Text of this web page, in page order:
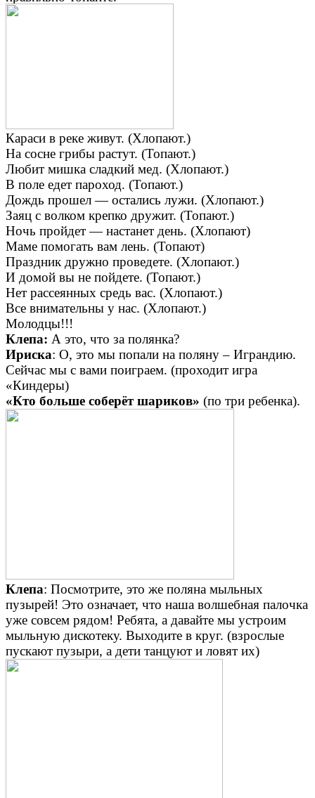
Караси в реке живут. (Хлопают.)
На сосне грибы растут. (Топают.)
Любит мишка сладкий мед. (Хлопают.)
В поле едет пароход. (Топают.)
Дождь прошел — остались лужи. (Хлопают.)
Заяц с волком крепко дружит. (Топают.)
Ночь пройдет — настанет день. (Хлопают)
Маме помогать вам лень. (Топают)
Праздник дружно проведете. (Хлопают.)
И домой вы не пойдете. (Топают.)
Нет рассеянных средь вас. (Хлопают.)
Все внимательны у нас. (Хлопают.)
Молодцы!!!
Клепа: А это, что за полянка?
Ириска: О, это мы попали на поляну – Играндию.
Сейчас мы с вами поиграем. (проходит игра
«Киндеры)
«Кто больше соберёт шариков» (по три ребенка).
Клепа: Посмотрите, это же поляна мыльных
пузырей! Это означает, что наша волшебная палочка
уже совсем рядом! Ребята, а давайте мы устроим
мыльную дискотеку. Выходите в круг. (взрослые
пускают пузыри, а дети танцуют и ловят их)